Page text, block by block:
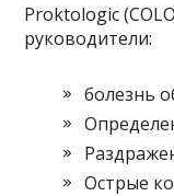
Proktologic
руководители:
болезнь
Острые